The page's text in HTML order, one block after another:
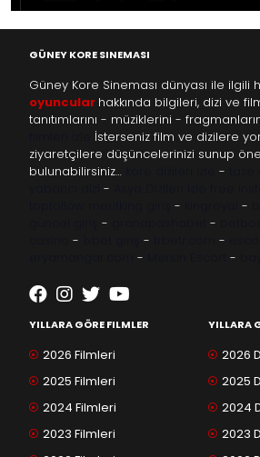
GÜNEY KORE SINEMASI
Güney Kore Sineması dünyası ile ilgili
oyuncular hakkında bilgileri, dizi ve
tanıtımlarını - müziklerini -
İsterseniz film ve dizilere
ziyaretçilere düşüncelerinizi sunup
bulunabilirsiniz…
-
-
- -
- -
- - -
- -
YILLARA GÖRE FILMLER
2026 Filmleri
2025 Filmleri
2024 Filmleri
2023 Filmleri
YILLARA
2026
2025
2024
2023